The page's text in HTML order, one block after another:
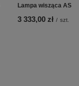
Lampa wisząca
3 333,00 zł / szt.